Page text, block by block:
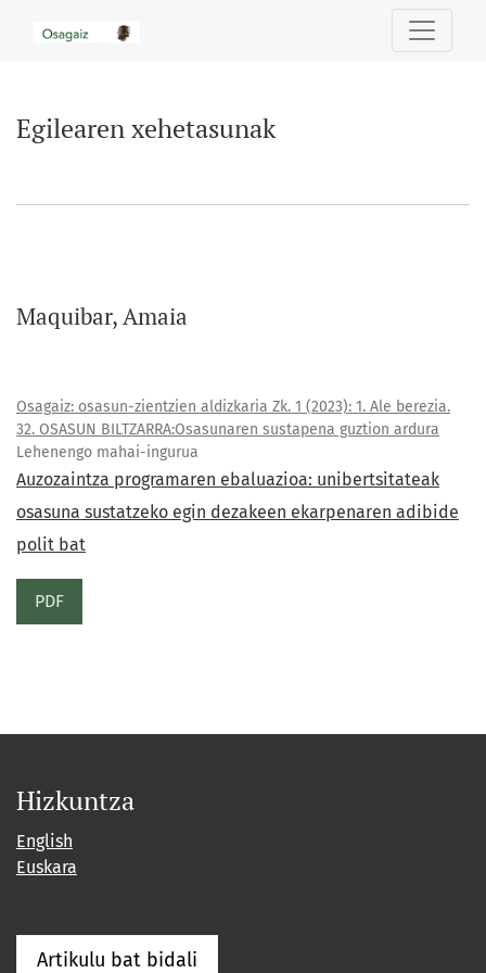
Egilearen xehetasunak
Maquibar, Amaia
Osagaiz: osasun-zientzien aldizkaria Zk. 1 (2023): 1. Ale berezia.
32. OSASUN BILTZARRA:Osasunaren sustapena guztion ardura
Lehenengo mahai-ingurua
Auzozaintza programaren ebaluazioa: unibertsitateak
osasuna sustatzeko egin dezakeen ekarpenaren adibide
polit bat
PDF
Hizkuntza
English
Euskara
Artikulu bat bidali